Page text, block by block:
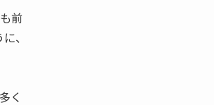
前
、
く